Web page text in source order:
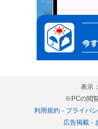
表示：
※PCの閲
利用規約 - プライバ
広告掲載-